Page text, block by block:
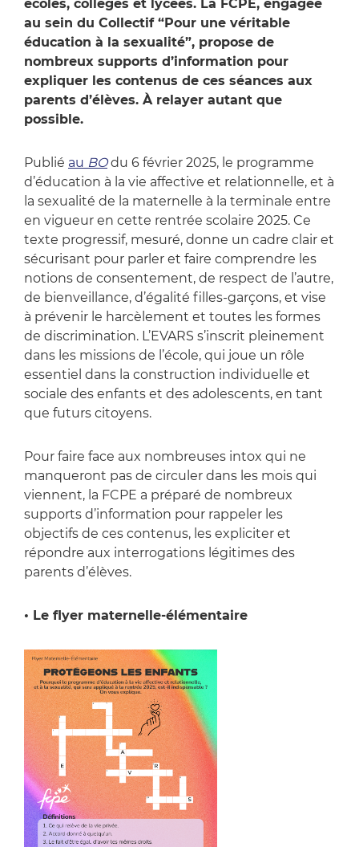
écoles, collèges et lycées. La FCPE, engagée
au sein du Collectif “Pour une véritable
éducation à la sexualité”, propose de
nombreux supports d’information pour
expliquer les contenus de ces séances aux
parents d’élèves. À relayer autant que
possible.
Publié au BOdu 6 février 2025, le programme
d’éducation à la vie affective et relationnelle, et à
la sexualité de la maternelle à la terminale entre
en vigueur en cette rentrée scolaire 2025. Ce
texte progressif, mesuré, donne un cadre clair et
sécurisant pour parler et faire comprendre les
notions de consentement, de respect de l’autre,
de bienveillance, d’égalité filles-garçons, et vise
à prévenir le harcèlement et toutes les formes
de discrimination. L’EVARS s’inscrit pleinement
dans les missions de l’école, qui joue un rôle
essentiel dans la construction individuelle et
sociale des enfants et des adolescents, en tant
que futurs citoyens.
Pour faire face aux nombreuses intox qui ne
manqueront pas de circuler dans les mois qui
viennent, la FCPE a préparé de nombreux
supports d’information pour rappeler les
objectifs de ces contenus, les expliciter et
répondre aux interrogations légitimes des
parents d’élèves.
• Le flyer maternelle-élémentaire